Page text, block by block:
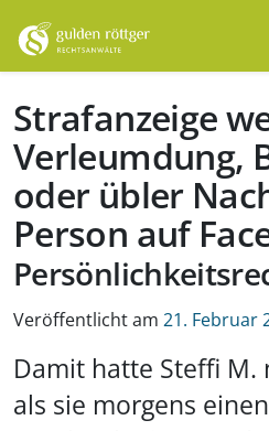
Strafanzeige
Verleumdung,
oder übler
Person auf
Veröffentlicht am 21. Februar
Damit hatte Steffi M.
als sie morgens